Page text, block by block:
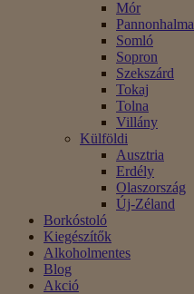
Mór
Pannonhalma
Somló
Sopron
Szekszárd
Tokaj
Tolna
Villány
Külföldi
Ausztria
Erdély
Olaszország
Új-Zéland
Borkóstoló
Kiegészítők
Alkoholmentes
Blog
Akció